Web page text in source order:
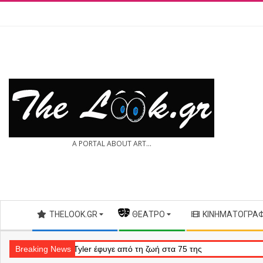
THE A PORTAL ABOUT ART...
Secondary
Navigation
Menu
THELOOK.GR — ΘΈΑΤΡΟ
Breaking News
Η Bonnie Tyler έφυγε από τη ζωή στα 75 της